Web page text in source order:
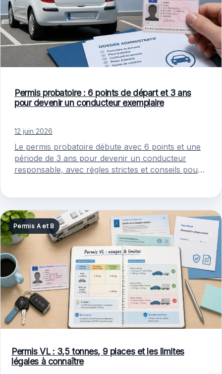
Permis probatoire : 6 points de départ et 3 ans
pour devenir un conducteur exemplaire
12 juin 2026
Le permis probatoire débute avec 6 points et une
période de 3 ans pour devenir un conducteur
responsable, avec règles strictes et conseils pour
Permis A et B
Permis VL : 3,5 tonnes, 9 places et les limites
légales à connaître